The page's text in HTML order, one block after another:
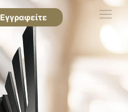
Εγγραφείτε